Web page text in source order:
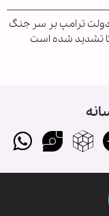
ترامپ بر سر جنگ
تشدید شده است